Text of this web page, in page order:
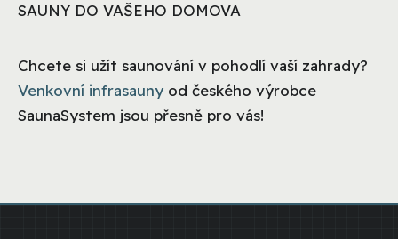
SAUNY DO VAŠEHO DOMOVA
Chcete si užít saunování v pohodlí vaší zahrady?
Venkovní infrasauny od českého výrobce
SaunaSystem jsou přesně pro vás!